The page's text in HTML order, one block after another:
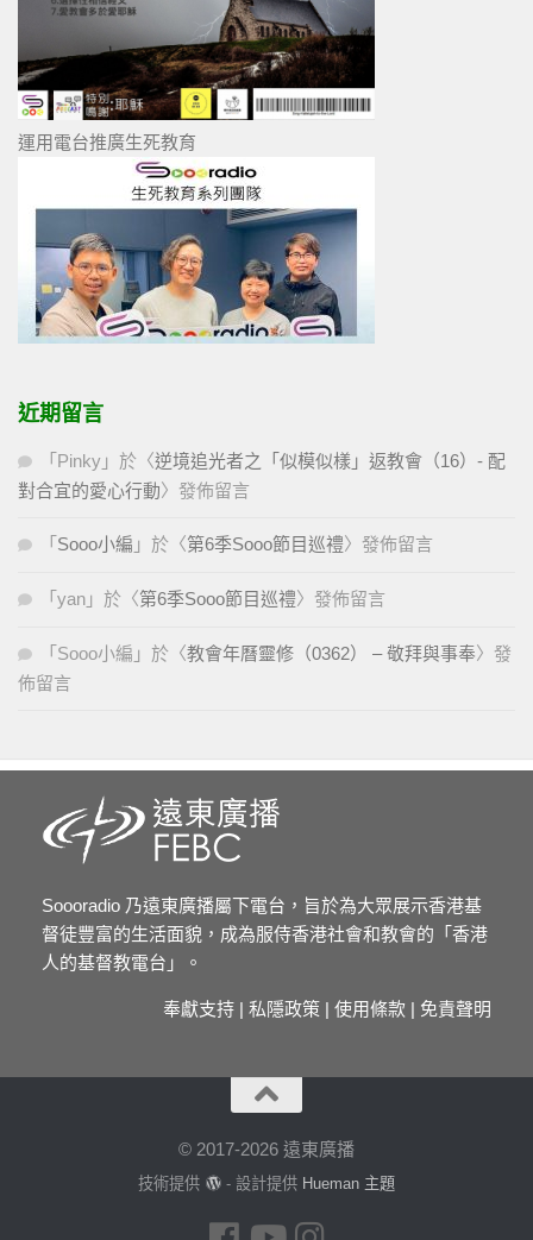
運用電台推廣生死教育
近期留言
「 Pinky 」於〈逆境追光者之「似模似樣」返教會（16）- 配
對合宜的愛心行動〉發佈留言
「 Sooo小編 」於〈第6季Sooo節目巡禮〉發佈留言
「 yan 」於〈第6季Sooo節目巡禮〉發佈留言
「 Sooo小編 」於〈教會年曆靈修（0362） – 敬拜與事奉〉發
佈留言
Soooradio 乃遠東廣播屬下電台，旨於為大眾展示香港基
督徒豐富的生活面貌，成為服侍香港社會和教會的「香港
人的基督教電台」。
奉獻支持 | 私隱政策 | 使用條款 | 免責聲明
© 2017-2026 遠東廣播
技術提供 - 設計提供 Hueman 主題